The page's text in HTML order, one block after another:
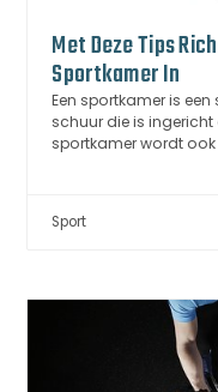
Met Deze Tips
Sportkamer In
Een sportkamer is
schuur die is ingericht
sportkamer wordt ook
Sport